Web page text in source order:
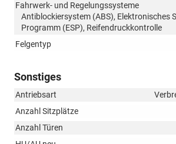
Fahrwerk- und Regelungssysteme
Antiblockiersystem (ABS), Elektronisches
Programm (ESP), Reifendruckkontrolle
Felgentyp
Sonstiges
Antriebsart
Anzahl Sitzplätze
Anzahl Türen